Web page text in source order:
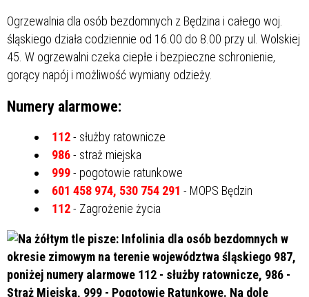
Ogrzewalnia dla osób bezdomnych z Będzina i całego woj.
śląskiego działa codziennie od 16.00 do 8.00 przy ul. Wolskiej
45. W ogrzewalni czeka ciepłe i bezpieczne schronienie,
gorący napój i możliwość wymiany odzieży.
Numery alarmowe:
112- służby ratownicze
986- straż miejska
999- pogotowie ratunkowe
601 458 974, 530 754 291 - MOPS Będzin
112- Zagrożenie życia